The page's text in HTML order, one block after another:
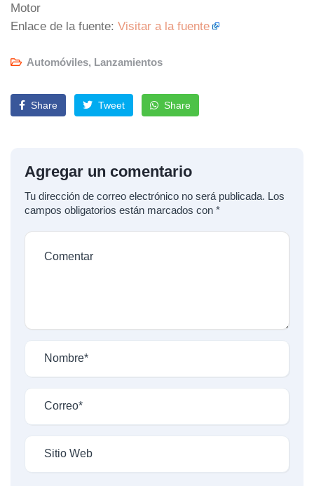
Motor
Enlace de la fuente: Visitar a la fuente
Automóviles, Lanzamientos
Share Tweet Share
Agregar un comentario
Tu dirección de correo electrónico no será publicada. Los
campos obligatorios están marcados con *